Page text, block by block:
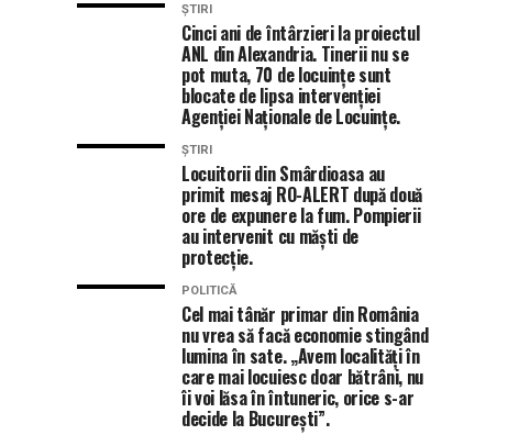
ȘTIRI
Cinci ani de întârzieri la proiectul
ANL din Alexandria. Tinerii nu se
pot muta, 70 de locuințe sunt
blocate de lipsa intervenției
Agenției Naționale de Locuințe.
ȘTIRI
Locuitorii din Smârdioasa au
primit mesaj RO-ALERT după două
ore de expunere la fum. Pompierii
au intervenit cu măști de
protecție.
POLITICĂ
Cel mai tânăr primar din România
nu vrea să facă economie stingând
lumina în sate. „Avem localități în
care mai locuiesc doar bătrâni, nu
îi voi lăsa în întuneric, orice s-ar
decide la București”.